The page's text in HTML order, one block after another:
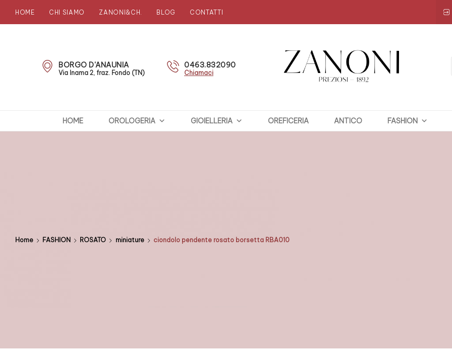
HOME CHI SIAMO ZANONI&CH. BLOG CONTATTI
BORGO D'ANAUNIA
Via Inama 2, fraz. Fondo (TN)
0463.832090
Chiamaci
PREZIOSI
HOME OROLOGERIA GIOIELLERIA OREFICERIA ANTICO FASHION
Home FASHION ROSATO miniature ciondolo pendente rosato borsetta RBA010